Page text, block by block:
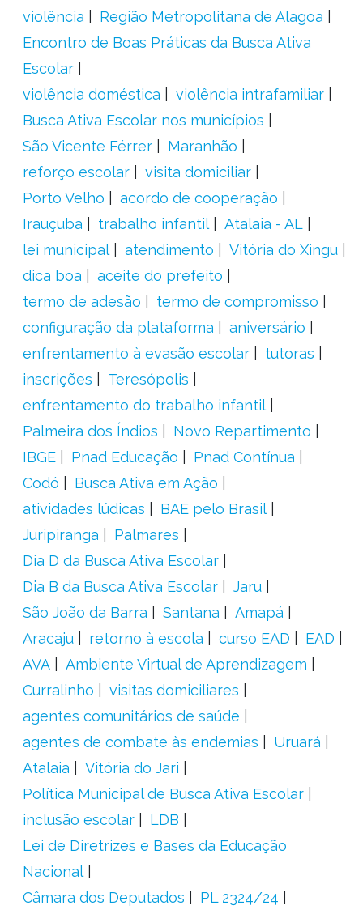
violência
Região Metropolitana de Alagoa
Encontro de Boas Práticas da Busca Ativa
Escolar
violência doméstica
violência intrafamiliar
Busca Ativa Escolar nos municípios
São Vicente Férrer
Maranhão
reforço escolar
visita domiciliar
Porto Velho
acordo de cooperação
Irauçuba
trabalho infantil
Atalaia - AL
lei municipal
atendimento
Vitória do Xingu
dica boa
aceite do prefeito
termo de adesão
termo de compromisso
configuração da plataforma
aniversário
enfrentamento à evasão escolar
tutoras
inscrições
Teresópolis
enfrentamento do trabalho infantil
Palmeira dos Índios
Novo Repartimento
IBGE
Pnad Educação
Pnad Contínua
Codó
Busca Ativa em Ação
atividades lúdicas
BAE pelo Brasil
Juripiranga
Palmares
Dia D da Busca Ativa Escolar
Dia B da Busca Ativa Escolar
Jaru
São João da Barra
Santana
Amapá
Aracaju
retorno à escola curso EAD
EAD
AVA
Ambiente Virtual de Aprendizagem
Curralinho
visitas domiciliares
agentes comunitários de saúde
agentes de combate às endemias
Uruará
Atalaia
Vitória do Jari
Política Municipal de Busca Ativa Escolar
inclusão escolar
LDB
Lei de Diretrizes e Bases da Educação
Nacional
Câmara dos Deputados
PL 2324/24